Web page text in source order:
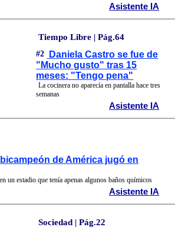
Asistente IA
Tiempo Libre | Pág.64
#2
Daniela Castro se fue de
"Mucho gusto" tras 15
meses: "Tengo pena"
La cocinera no aparecía en pantalla hace tres
semanas
Asistente IA
de América jugó en
un estadio que tenía apenas algunos baños químicos
Asistente IA
Sociedad | Pág.22